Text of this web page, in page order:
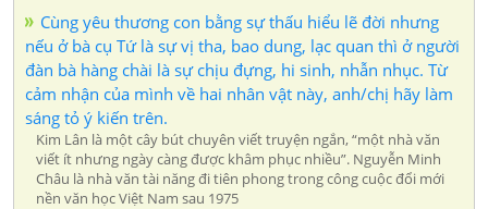
Cùng yêu thương con bằng sự thấu hiểu lẽ đời nhưng
nếu ở bà cụ Tứ là sự vị tha, bao dung, lạc quan thì ở người
đàn bà hàng chài là sự chịu đựng, hi sinh, nhẫn nhục. Từ
cảm nhận của mình về hai nhân vật này, anh/chị hãy làm
sáng tỏ ý kiến trên.
Kim Lân là một cây bút chuyên viết truyện ngắn, “một nhà văn
viết ít nhưng ngày càng được khâm phục nhiều”. Nguyễn Minh
Châu là nhà văn tài năng đi tiên phong trong công cuộc đổi mới
nền văn học Việt Nam sau 1975